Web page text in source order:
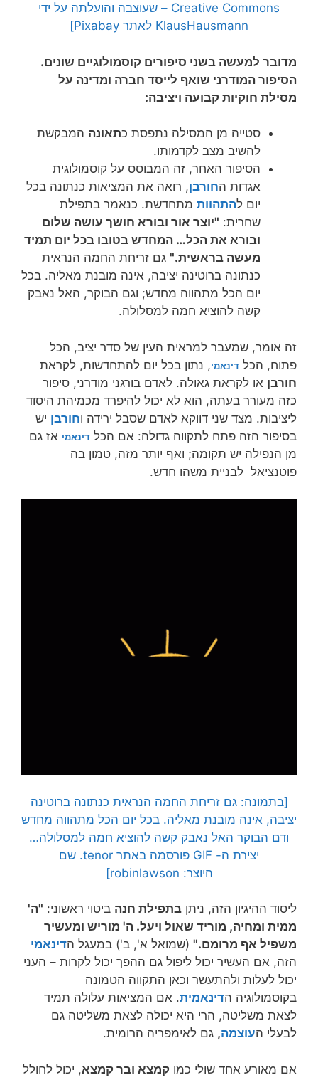
Creative Commons – שעוצבה והועלתה על ידי
KlausHausmann לאתר Pixabay]
מדובר למעשה בשני סיפורים קוסמולוגיים שונים.
הסיפור המודרני שואף לייסד חברה ומדינה על
מסילת חוקיות קבועה ויציבה:
סטייה מן המסילה נתפסת כתאונה המבקשת
להשיב מצב לקדמותו.
הסיפור האחר, זה המבוסס על קוסמולוגית
אגדות החורבן, רואה את המציאות כנתונה בכל
יום להתהוות מתחדשת. כנאמר בתפילת
שחרית: "יוצר אור ובורא חושך עושה שלום
ובורא את הכל… המחדש בטובו בכל יום תמיד
מעשה בראשית." גם זריחת החמה הנראית
כנתונה ברוטינה יציבה, אינה מובנת מאליה. בכל
יום הכל מתהווה מחדש; וגם הבוקר, האל נאבק
קשה להוציא חמה למסלולה.
זה אומר, שמעבר למראית העין של סדר יציב, הכל
פתוח, הכל דינאמי, נתון בכל יום להתחדשות, לקראת
חורבן או לקראת גאולה. לאדם בורגני מודרני, סיפור
כזה מעורר בעתה, הוא לא יכול להיפרד מכמיהת היסוד
ליציבות. מצד שני דווקא לאדם שסבל ירידה וחורבן יש
בסיפור הזה פתח לתקווה גדולה: אם הכל דינאמי אז גם
מן הנפילה יש תקומה; ואף יותר מזה, טמון בה
פוטנציאל לבניית משהו חדש.
[בתמונה: גם זריחת החמה הנראית כנתונה ברוטינה
יציבה, אינה מובנת מאליה. בכל יום הכל מתהווה מחדש
ודם הבוקר האל נאבק קשה להוציא חמה למסלולה…
יצירת ה- GIF פורסמה באתר tenor. שם
היוצר: robinlawson]
ליסוד ההיגיון הזה, ניתן בתפילת חנה ביטוי ראשוני: "ה'
ממית ומחיה, מוריד שאול ויעל. ה' מוריש ומעשיר
משפיל אף מרומם." (שמואל א', ב') במעגל הדינאמי
הזה, אם העשיר יכול ליפול גם ההפך יכול לקרות – העני
יכול לעלות ולהתעשר וכאן התקווה הטמונה
בקוסמולוגיה הדינאמית. אם המציאות עלולה תמיד
לצאת משליטה, הרי היא יכולה לצאת משליטה גם
לבעלי העוצמה, גם לאימפריה הרומית.
אם מאורע אחד שולי כמו קמצא ובר קמצא, יכול לחולל